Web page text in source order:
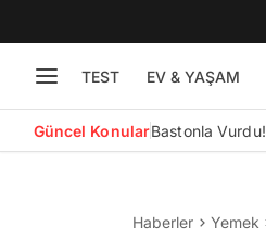
TEST EV & YAŞAM
Güncel KonularBastonla Vurdu!
Haberler Yemek